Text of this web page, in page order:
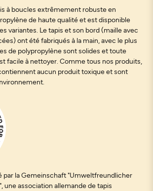
à boucles extrêmement robuste en
de haute qualité et est disponible
variantes. Le tapis et son bord (maille avec
ont été fabriqués à la main, avec le plus
de polypropylène sont solides et toute
facile à nettoyer. Comme tous nos produits,
aucun produit toxique et sont
par la Gemeinschaft "Umweltfreundlicher
une association allemande de tapis